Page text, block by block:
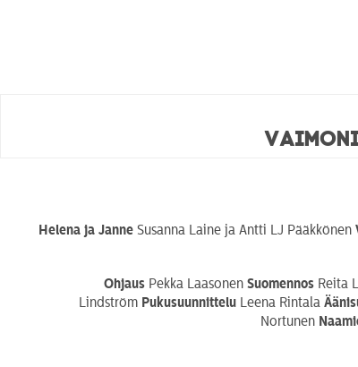
Helena ja Janne Susanna Laine ja Antti LJ Pääkkönen
Ohjaus Pekka LaasonenSuomennos Reita
Lindström Pukusuunnittelu Leena Rintala
Nortunen